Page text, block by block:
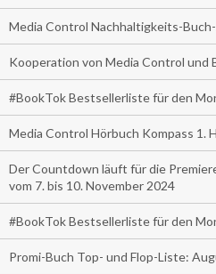
Media Control Nachhaltigkeits-
Kooperation von Media Control und
#BookTok Bestsellerliste für den
Media Control Hörbuch Kompass 1.
Der Countdown läuft für die
vom 7. bis 10. November 2024
#BookTok Bestsellerliste für den
Promi-Buch Top- und Flop-Liste: